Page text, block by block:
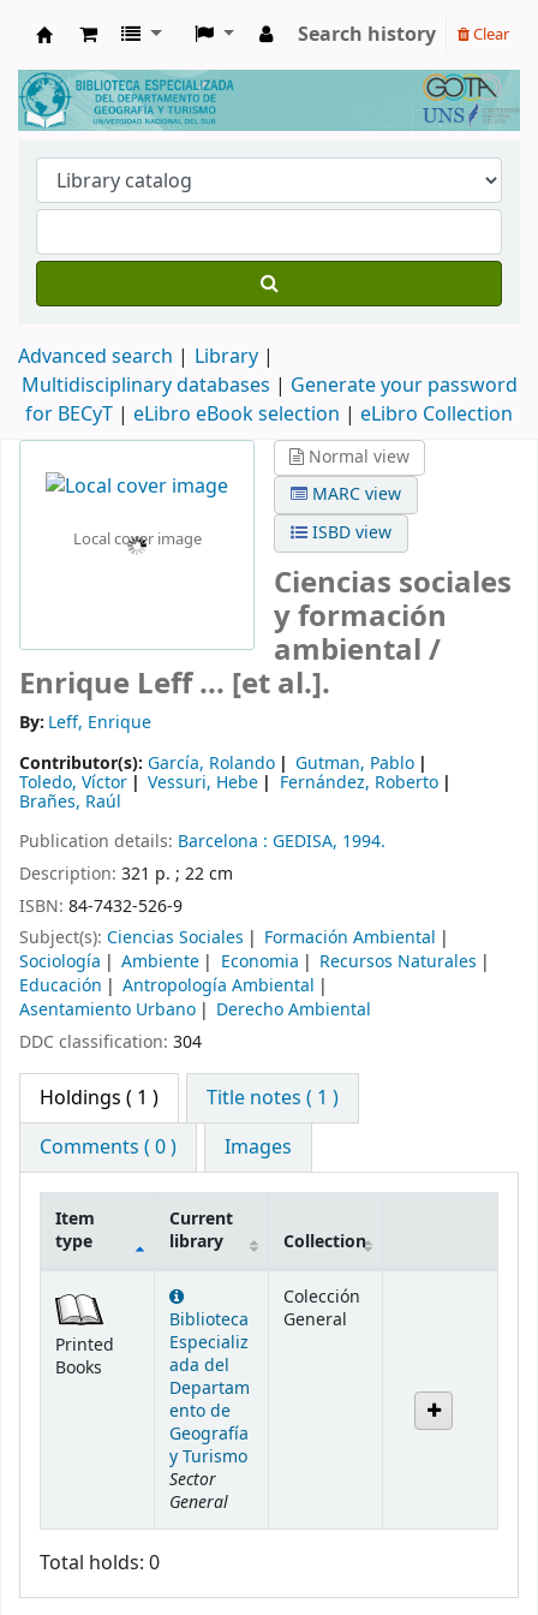
Biblioteca de Geografía y Turismo
Search history Clear
Advanced search
Library
Multidisciplinary databases | Generate your password
for BECyT | eLibro eBook selection | eLibro Collection
Local cover image
Normal view
MARC view
ISBD view
Ciencias sociales
y formación
ambiental /
Enrique Leff ... [et al.].
By: Leff, Enrique
Contributor(s): García, Rolando Gutman, Pablo
Toledo, Víctor Vessuri, Hebe Fernández, Roberto
Brañes, Raúl
Publication details: Barcelona : GEDISA, 1994.
Description: 321 p. ; 22 cm
ISBN: 84-7432-526-9
Subject(s): Ciencias Sociales
Formación Ambiental
Sociología
Ambiente Economia
Recursos Naturales
Educación
Antropología Ambiental
Asentamiento Urbano
Derecho Ambiental
DDC classification: 304
Holdings ( 1 )
Title notes ( 1 )
Comments ( 0 )
Images
Item
type
Current
library
Collection
Printed
Books
Biblioteca
Especializ
ada del
Departam
ento de
Geografía
y Turismo
Sector
General
Colección
General
Total holds: 0